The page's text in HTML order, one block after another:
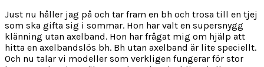
Just nu håller jag på och tar fram en bh och trosa till en tjej
som ska gifta sig i sommar. Hon har valt en supersnygg
klänning utan axelband. Hon har frågat mig om hjälp att
hitta en axelbandslös bh. Bh utan axelband är lite speciellt.
Och nu talar vi modeller som verkligen fungerar för stor